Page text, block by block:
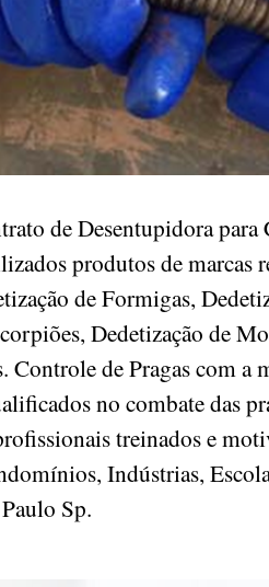
de Desentupidora
produtos de marcas
de Formigas,
Dedetização de
Controle de Pragas com a
no combate das
treinados e
Indústrias,
Sp.